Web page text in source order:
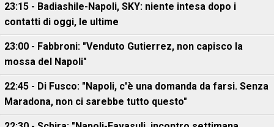
23:15 - Badiashile-Napoli, SKY: niente intesa dopo i
contatti di oggi, le ultime
23:00 - Fabbroni: "Venduto Gutierrez, non capisco la
mossa del Napoli"
22:45 - Di Fusco: "Napoli, c'è una domanda da farsi. Senza
Maradona, non ci sarebbe tutto questo"